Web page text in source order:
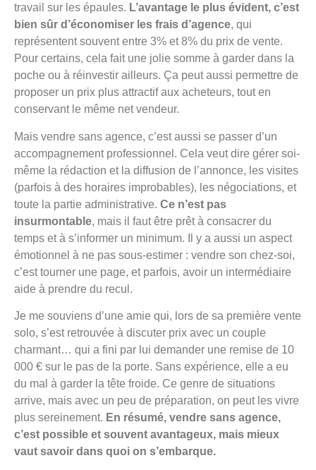
travail sur les épaules. L’avantage le plus évident, c’est
bien sûr d’économiser les frais d’agence, qui
représentent souvent entre 3% et 8% du prix de vente.
Pour certains, cela fait une jolie somme à garder dans la
poche ou à réinvestir ailleurs. Ça peut aussi permettre de
proposer un prix plus attractif aux acheteurs, tout en
conservant le même net vendeur.
Mais vendre sans agence, c’est aussi se passer d’un
accompagnement professionnel. Cela veut dire gérer soi-
même la rédaction et la diffusion de l’annonce, les visites
(parfois à des horaires improbables), les négociations, et
toute la partie administrative. Ce n’est pas
insurmontable, mais il faut être prêt à consacrer du
temps et à s’informer un minimum. Il y a aussi un aspect
émotionnel à ne pas sous-estimer : vendre son chez-soi,
c’est tourner une page, et parfois, avoir un intermédiaire
aide à prendre du recul.
Je me souviens d’une amie qui, lors de sa première vente
solo, s’est retrouvée à discuter prix avec un couple
charmant… qui a fini par lui demander une remise de 10
000 € sur le pas de la porte. Sans expérience, elle a eu
du mal à garder la tête froide. Ce genre de situations
arrive, mais avec un peu de préparation, on peut les vivre
plus sereinement. En résumé, vendre sans agence,
c’est possible et souvent avantageux, mais mieux
vaut savoir dans quoi on s’embarque.